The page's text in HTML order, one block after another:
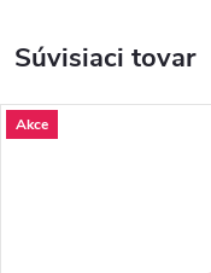
Súvisiaci tovar
Akce